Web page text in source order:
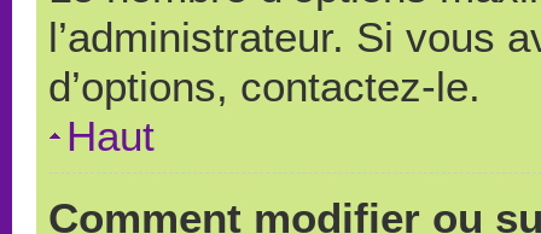
l’administrateur. Si vous
d’options, contactez-le.
Haut
Comment modifier ou